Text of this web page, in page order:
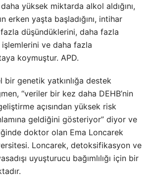
yüksek miktarda alkol aldığını,
erken yaşta başladığını, intihar
düşündüklerini, daha fazla
işlemlerini ve daha fazla
koymuştur. APD.
bir genetik yatkınlığa destek
“veriler bir kez daha DEHB’nin
açısından yüksek risk
geldiğini gösteriyor” diyor ve
doktor olan Ema Loncarek
Loncarek, detoksifikasyon ve
uyuşturucu bağımlılığı için bir